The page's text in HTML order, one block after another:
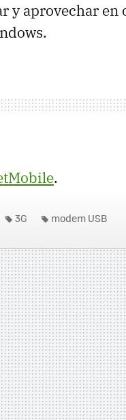
y aprovechar
.
3G modem USB